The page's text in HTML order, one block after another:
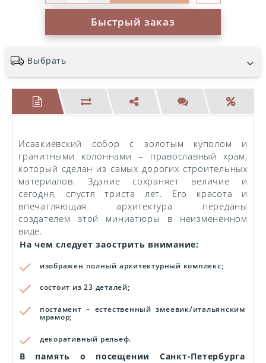
Быстрый заказ
Выбрать
Исаакиевский собор с золотым куполом и
гранитными колоннами – православный храм,
который сделан из самых дорогих строительных
материалов. Здание сохраняет величие и
сегодня, спустя триста лет. Его красота и
впечатляющая архитектура переданы
создателем этой миниатюры в неизмененном
виде.
На чем следует заострить внимание:
изображен полный архитектурный комплекс;
состоит из 23 деталей;
постамент – естественный змеевик/итальянским
мрамор;
декоративный рельеф.
В память о посещении Санкт-Петербурга